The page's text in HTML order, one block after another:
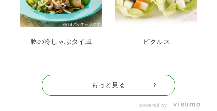
豚の冷しゃぶタイ風 ピクルス
もっと見る
powered by